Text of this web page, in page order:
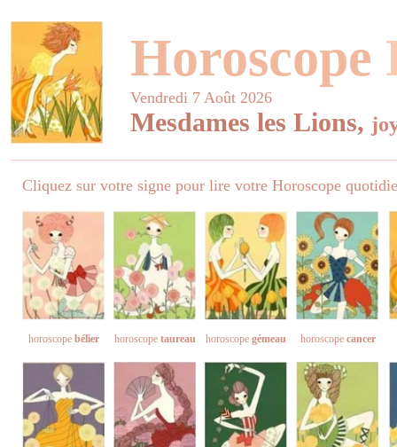
Horoscope
Vendredi 7 Août 2026
Mesdames les Lions,
Cliquez sur votre signe pour lire votre Horoscope
horoscope bélier horoscope taureau horoscope gémeau horoscope cancer